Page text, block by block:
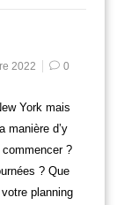
2022
0
York mais
manière d’y
?
? Que
planning